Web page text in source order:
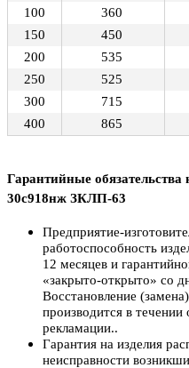
100 360
150
450
200
535
250
525
300
715
400
865
Гарантийные
30с918нж ЗКЛП-63
Предприятие-
работоспособность
12 месяцев и
«закрыто-открыто» со
Восстановление
производится в
рекламации..
Гарантия на изделия
неисправности